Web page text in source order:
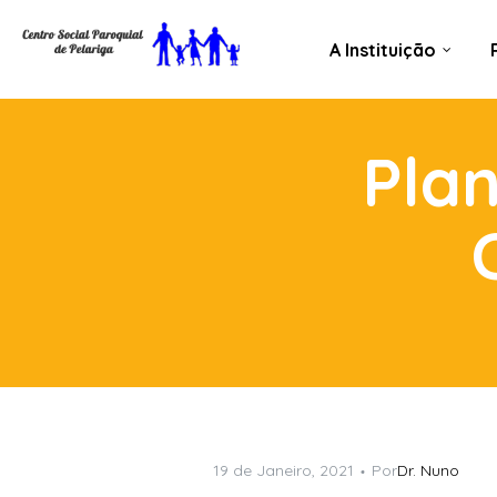
A Instituição
19 de Janeiro, 2021 PorDr. Nuno